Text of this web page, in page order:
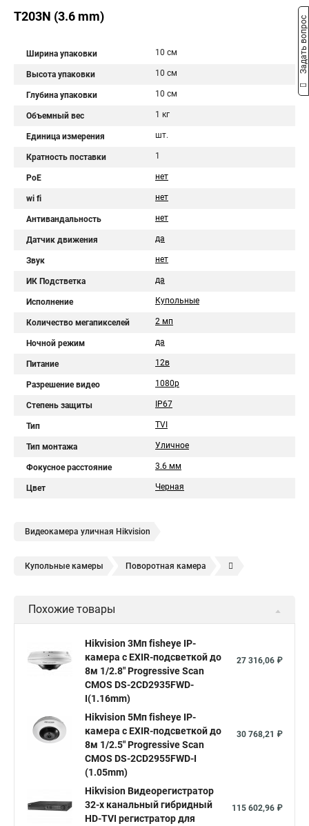
T203N (3.6 mm)
Ширина упаковки 10 см
Высота упаковки 10 см
Глубина упаковки 10 см
Объемный вес 1 кг
Единица измерения шт.
Кратность поставки 1
PoE нет
wi fi нет
Антивандальность нет
Датчик движения да
Звук нет
ИК Подстветка да
Исполнение Купольные
Количество мегапикселей 2 мп
Ночной режим да
Питание 12в
Разрешение видео 1080p
Степень защиты IP67
Тип TVI
Тип монтажа Уличное
Фокусное расстояние 3.6 мм
Цвет Черная
Видеокамера уличная Hikvision
Купольные камеры Поворотная камера
Камера видеонаблюдения hikvision
Hikvision купить Hikvision уличная ip камера
Hikvision poe
Hikvision 2 8 mm Hikvision camera Hikvision 2cd1148 i b
Видеонаблюдение Ip видеокамеры
Hikvision 2cd2142fwd
Hikvision ds 2cd1148 hikvision ds 2cd1148 i b
hikvision ds 2cd2042wd i Видеокамера hikvision
Похожие товары
Hikvision 3Мп fisheye IP-
камера c EXIR-подсветкой до
8м 1/2.8" Progressive Scan
CMOS DS-2CD2935FWD-
I(1.16mm)
27 316,06 ₽
Hikvision 5Мп fisheye IP-
камера c EXIR-подсветкой до
8м 1/2.5" Progressive Scan
CMOS DS-2CD2955FWD-I
(1.05mm)
30 768,21 ₽
Hikvision Видеорегистратор
32-х канальный гибридный
HD-TVI регистратор для
115 602,96 ₽
Задать вопрос